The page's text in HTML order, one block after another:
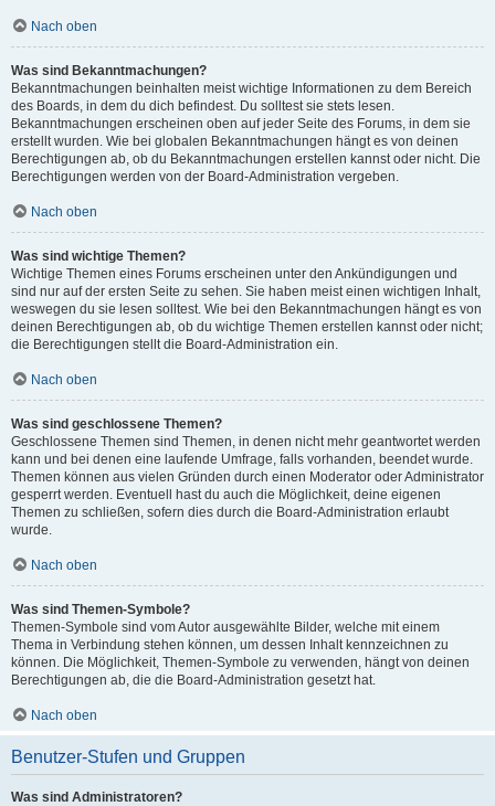
Nach oben
Was sind Bekanntmachungen?
Bekanntmachungen beinhalten meist wichtige Informationen zu dem Bereich
des Boards, in dem du dich befindest. Du solltest sie stets lesen.
Bekanntmachungen erscheinen oben auf jeder Seite des Forums, in dem sie
erstellt wurden. Wie bei globalen Bekanntmachungen hängt es von deinen
Berechtigungen ab, ob du Bekanntmachungen erstellen kannst oder nicht. Die
Berechtigungen werden von der Board-Administration vergeben.
Nach oben
Was sind wichtige Themen?
Wichtige Themen eines Forums erscheinen unter den Ankündigungen und
sind nur auf der ersten Seite zu sehen. Sie haben meist einen wichtigen Inhalt,
weswegen du sie lesen solltest. Wie bei den Bekanntmachungen hängt es von
deinen Berechtigungen ab, ob du wichtige Themen erstellen kannst oder nicht;
die Berechtigungen stellt die Board-Administration ein.
Nach oben
Was sind geschlossene Themen?
Geschlossene Themen sind Themen, in denen nicht mehr geantwortet werden
kann und bei denen eine laufende Umfrage, falls vorhanden, beendet wurde.
Themen können aus vielen Gründen durch einen Moderator oder Administrator
gesperrt werden. Eventuell hast du auch die Möglichkeit, deine eigenen
Themen zu schließen, sofern dies durch die Board-Administration erlaubt
wurde.
Nach oben
Was sind Themen-Symbole?
Themen-Symbole sind vom Autor ausgewählte Bilder, welche mit einem
Thema in Verbindung stehen können, um dessen Inhalt kennzeichnen zu
können. Die Möglichkeit, Themen-Symbole zu verwenden, hängt von deinen
Berechtigungen ab, die die Board-Administration gesetzt hat.
Nach oben
Benutzer-Stufen und Gruppen
Was sind Administratoren?